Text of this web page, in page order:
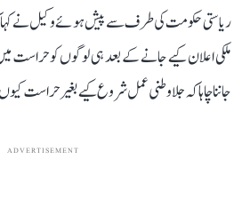
ریاستی حکومت کی طرف سے پیش ہوئے وکیل نے کہا
ملکی اعلان کیے جانے کے بعد ہی لوگوں کو حراست
جاننا چاہا کہ جلاوطنی عمل شروع کیے بغیر حراست
ADVERTISEMENT